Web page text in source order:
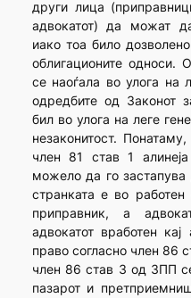
други лица
адвокатот) да можат
иако тоа било
облигационите односи.
се наоѓала во улога на
одредбите од Законот
бил во улога на леге
незаконитост.
член 81 став 1
можело да го
странката е во
приправник, а
адвокатот вработен
право согласно член 86
член 86 став 3 од ЗПП
пазарот и